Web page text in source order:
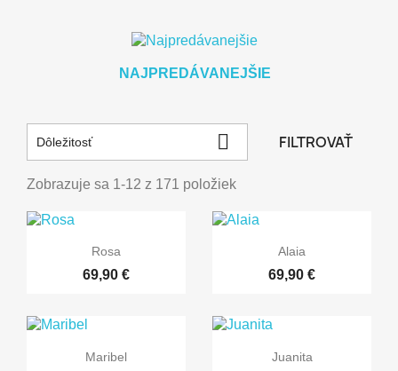
NAJPREDÁVANEJŠIE
Dôležitosť  FILTROVAŤ
Zobrazuje sa 1-12 z 171 položiek
Rýchly náhľad
Rosa
69,90 €
Rýchly náhľad
Alaia
69,90 €
Rýchly náhľad
Maribel Rýchly náhľad
Juanita